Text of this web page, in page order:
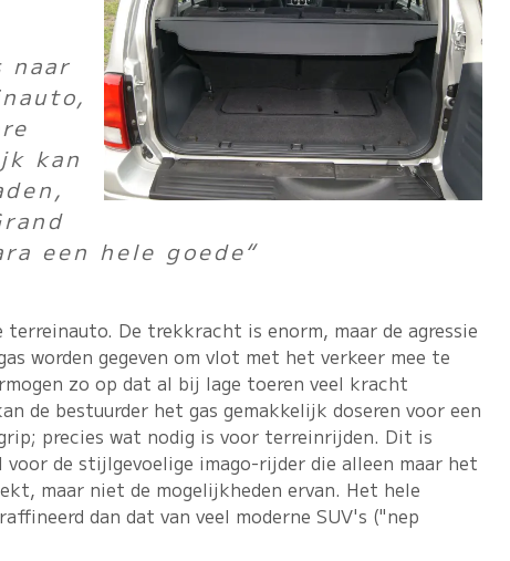
naar
kan
een hele goede“
terreinauto. De trekkracht is enorm, maar de agressie
worden gegeven om vlot met het verkeer mee te
zo op dat al bij lage toeren veel kracht
de bestuurder het gas gemakkelijk doseren voor een
precies wat nodig is voor terreinrijden. Dit is
de stijlgevoelige imago-rijder die alleen maar het
maar niet de mogelijkheden ervan. Het hele
dan dat van veel moderne SUV's ("nep